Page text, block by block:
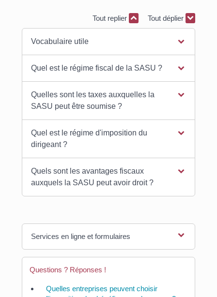
Tout replier Tout déplier
Vocabulaire utile
Quel est le régime fiscal de la SASU ?
Quelles sont les taxes auxquelles la
SASU peut être soumise ?
Quel est le régime d'imposition du
dirigeant ?
Quels sont les avantages fiscaux
auxquels la SASU peut avoir droit ?
Services en ligne et formulaires
Questions ? Réponses !
Quelles entreprises peuvent choisir